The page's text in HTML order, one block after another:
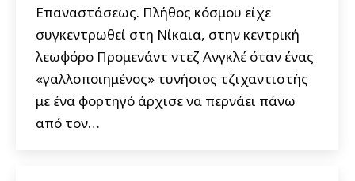
Επαναστάσεως. Πλήθος κόσμου είχε
συγκεντρωθεί στη Νίκαια, στην κεντρική
λεωφόρο Προμενάντ ντεζ Ανγκλέ όταν ένας
«γαλλοποιημένος» τυνήσιος τζιχαντιστής
με ένα φορτηγό άρχισε να περνάει πάνω
από τον…